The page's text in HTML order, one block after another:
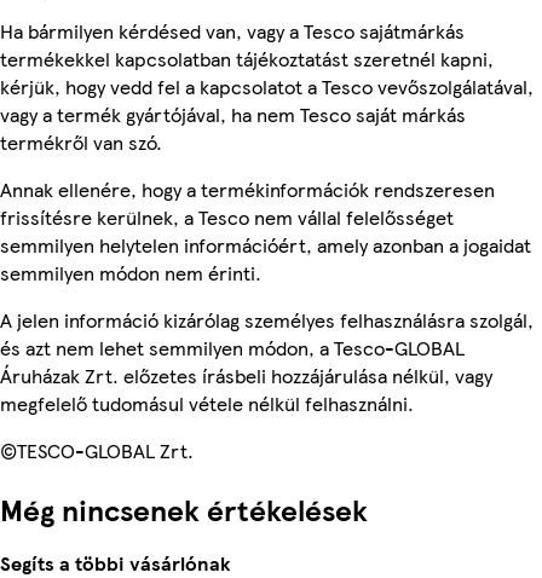
Ha bármilyen kérdésed van, vagy a Tesco sajátmárkás
termékekkel kapcsolatban tájékoztatást szeretnél kapni,
kérjük, hogy vedd fel a kapcsolatot a Tesco vevőszolgálatával,
vagy a termék gyártójával, ha nem Tesco saját márkás
termékről van szó.
Annak ellenére, hogy a termékinformációk rendszeresen
frissítésre kerülnek, a Tesco nem vállal felelősséget
semmilyen helytelen információért, amely azonban a jogaidat
semmilyen módon nem érinti.
A jelen információ kizárólag személyes felhasználásra szolgál,
és azt nem lehet semmilyen módon, a Tesco-GLOBAL
Áruházak Zrt. előzetes írásbeli hozzájárulása nélkül, vagy
megfelelő tudomásul vétele nélkül felhasználni.
©TESCO-GLOBAL Zrt.
Még nincsenek értékelések
Segíts a többi vásárlónak